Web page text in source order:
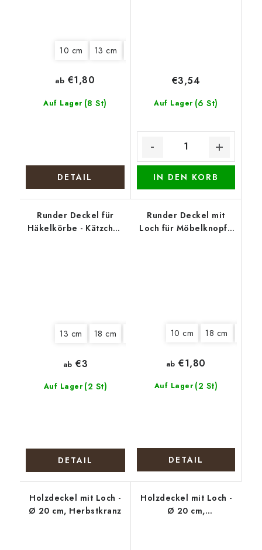
10 cm 13 cm
Auf Lager (8 St)
ab €1,80
DETAIL
Auf Lager (6 St)
€3,54
IN DEN KORB
Runder Deckel für
Häkelkörbe - Kätzchen
13 cm 18 cm
Auf Lager (2 St)
ab €3
DETAIL
Runder Deckel mit
Loch für Möbelknopf -
10 cm 18 cm
Auf Lager (2 St)
ab €1,80
DETAIL
Holzdeckel mit Loch -
Ø 20 cm, Herbstkranz
Holzdeckel mit Loch -
Ø 20 cm,